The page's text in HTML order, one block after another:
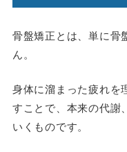
骨盤矯正とは、単に骨
ん。
身体に溜まった疲れを
すことで、本来の代謝
いくものです。